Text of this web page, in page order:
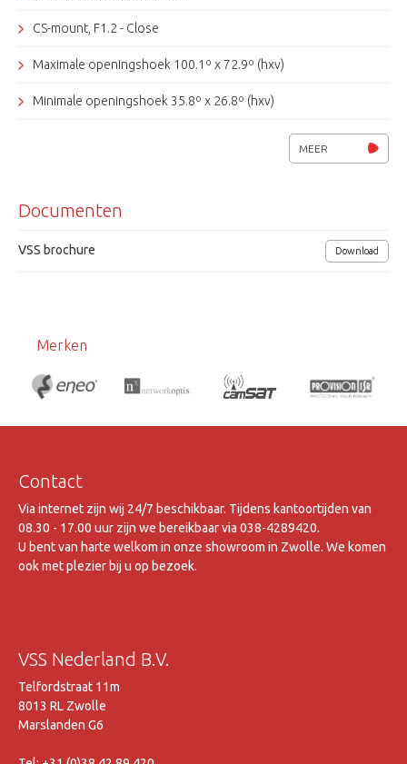
CS-mount, F1.2 - Close
Maximale openingshoek 100.1º x 72.9º (hxv)
Minimale openingshoek 35.8º x 26.8º (hxv)
MEER
Documenten
VSS brochure Download
Merken
Contact
Via internet zijn wij 24/7 beschikbaar. Tijdens kantoortijden van
08.30 - 17.00 uur zijn we bereikbaar via 038-4289420.
U bent van harte welkom in onze showroom in Zwolle. We komen
ook met plezier bij u op bezoek.
VSS Nederland B.V.
Telfordstraat 11m
8013 RL Zwolle
Marslanden G6